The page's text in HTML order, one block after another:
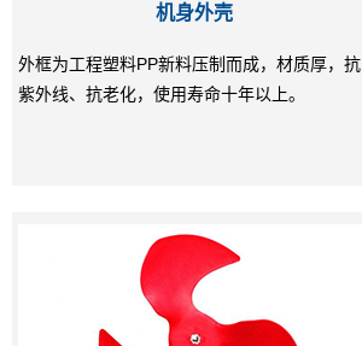
机身外壳
外框为工程塑料PP新料压制而成，材质厚，抗
紫外线、抗老化，使用寿命十年以上。